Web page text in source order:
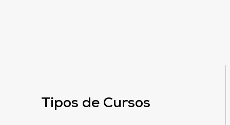
Tipos de Cursos